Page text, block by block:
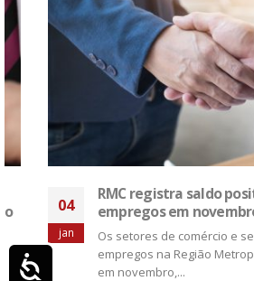
Acessibilidade
RMC registra saldo positivo
empregos em novembro
Os setores de comércio e
empregos na Região
em novembro,...